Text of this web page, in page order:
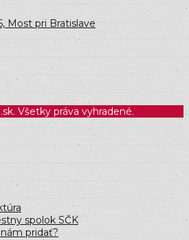
Most pri Bratislave
Všetky práva vyhradené.
spolok SČK
pridať?